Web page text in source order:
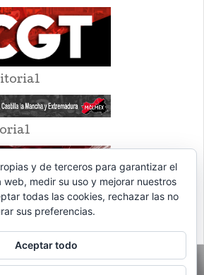
y de terceros para garantizar el
medir su uso y mejorar nuestros
todas las cookies, rechazar las no
sus preferencias.
Aceptar todo